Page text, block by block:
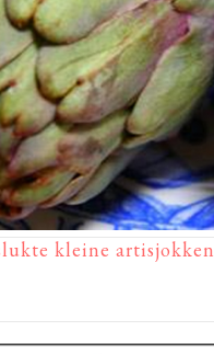
kleine artisjokken